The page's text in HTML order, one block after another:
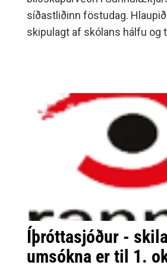
síðastliðinn föstudag.
skipulagt af skólans hálfu og
Íþróttasjóður -
umsókna er til 1.